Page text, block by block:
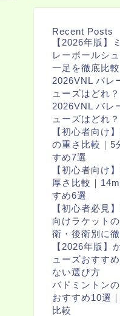
Recent Posts
【2026年版】
レーボールシ
一足を徹底比較
2026VNL バレ
ューズはどれ
2026VNL バレ
ューズはどれ
【初心者向け
の重さ比較｜5
すめ7選
【初心者向け
厚さ比較｜
すめ6選
【初心者必見
向けラケット
衛・後衛別に
【2026年版】
ューズおすす
ない選び方
バドミントン
おすすめ10選
比較